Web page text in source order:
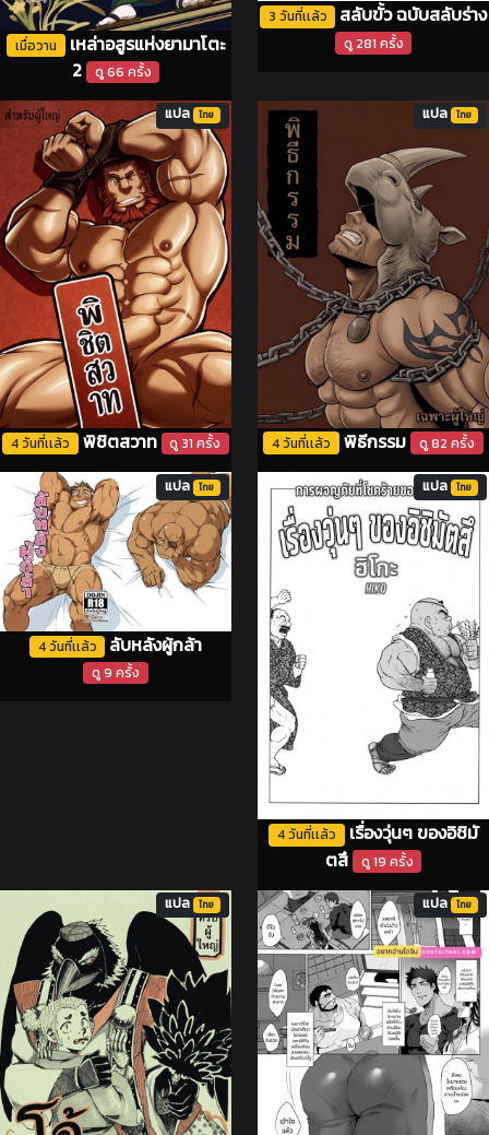
เมื่อวาน เหล่าอสูรแห่งยามาโตะ
2
ดู 66 ครั้ง
3 วันที่เเล้ว สลับขั้ว ฉบับสลับร่าง
ดู 281 ครั้ง
4 วันที่เเล้ว พิชิตสวาท ดู 31 ครั้ง
แปล ไทย
4 วันที่เเล้ว พิธีกรรม ดู 82 ครั้ง
แปล ไทย
4 วันที่เเล้ว ลับหลังผู้กล้า
ดู 9 ครั้ง
แปล ไทย
4 วันที่เเล้ว เรื่องวุ่นๆ ของอิชิมั
ตสึ
ดู 19 ครั้ง
แปล ไทย
แปล ไทย แปล ไทย